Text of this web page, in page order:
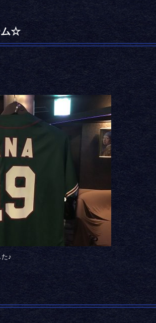
ム☆
♪